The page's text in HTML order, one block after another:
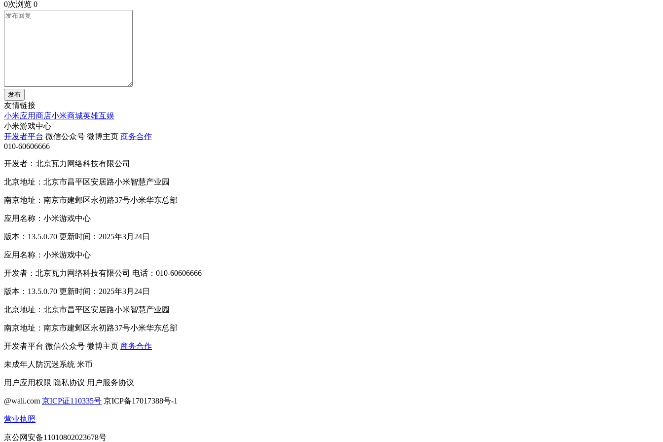
0次浏览 0
发布
友情链接
小米应用商店小米商城英雄互娱
小米游戏中心
开发者平台 微信公众号 微博主页 商务合作
010-60606666
开发者：北京瓦力网络科技有限公司
北京地址：北京市昌平区安居路小米智慧产业园
南京地址：南京市建邺区永初路37号小米华东总部
应用名称：小米游戏中心
版本：13.5.0.70 更新时间：2025年3月24日
应用名称：小米游戏中心
开发者：北京瓦力网络科技有限公司 电话：010-60606666
版本：13.5.0.70 更新时间：2025年3月24日
北京地址：北京市昌平区安居路小米智慧产业园
南京地址：南京市建邺区永初路37号小米华东总部
开发者平台 微信公众号 微博主页 商务合作
未成年人防沉迷系统 米币
用户应用权限 隐私协议 用户服务协议
@wali.com 京ICP证110335号 京ICP备17017388号-1
营业执照
京公网安备11010802023678号